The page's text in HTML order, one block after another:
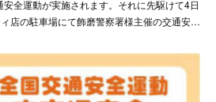
全運動が実施されます。それに先駆けて4日
ィ店の駐車場にて飾磨警察署様主催の交通安…